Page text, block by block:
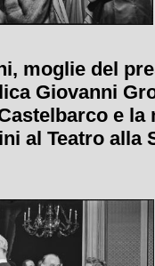
moglie del
Giovanni
e la
al Teatro alla
1959 con
Giacomo
con la regia